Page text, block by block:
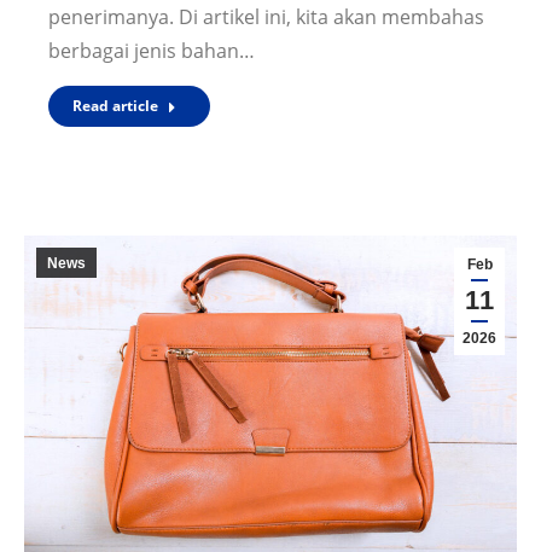
penerimanya. Di artikel ini, kita akan membahas
berbagai jenis bahan…
Read article
Feb
11
2026
News